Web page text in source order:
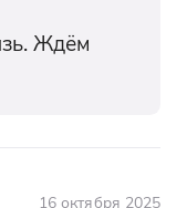
Ждём
16 октября 2025